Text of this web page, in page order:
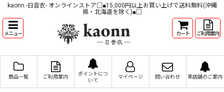
kaonn -日音衣- オンラインストア□■15,000円以上お買い上げで送料無料(沖縄
県・北海道を除く)■□
メニュー カート ご利用案内
商品一覧 ご利用案内
ポイントにつ
いて
マイページ 問い合わせ 実店舗のご案内